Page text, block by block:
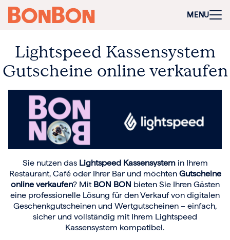
MENU
+
Mitarbeitergeschenk allgemein
Weihnachtsgeschenk Mitarbeiter
Perfekt als Mitarbeiter- oder Kundengeschenk
Bleibt garantiert lange in Erinnerung
Perfekt für Incentives & Benefits
Auf Wunsch komplett individualisierbar
Anfrage/Beratung
Zur Direktbestellung für Firmen
+ -Gutschein kaufen
Geschenkgutschein Allgemein
Happy Birthday
Von Herzen für dich
Tausend Dank
Herzlichen Glückwunsch
Hochzeit
Lightspeed Kassensystem
Gutscheine online verkaufen
Sie nutzen das Lightspeed Kassensystemin Ihrem
Restaurant, Café oder Ihrer Bar und möchten Gutscheine
online verkaufen? Mit BON BON bieten Sie Ihren Gästen
eine professionelle Lösung für den Verkauf von digitalen
Geschenkgutscheinen und Wertgutscheinen – einfach,
sicher und vollständig mit Ihrem Lightspeed
Kassensystem kompatibel.